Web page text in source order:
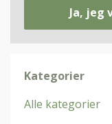
Ja, jeg
Kategorier
Alle kategorier